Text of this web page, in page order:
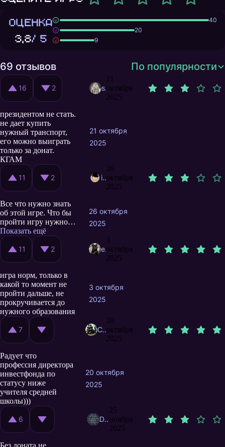
ОЦЕНКА
3,8/ 5
40
20
9
69 отзывов По популярности
16 2 solodiver
21
октября
2025
президентом не стать.
не дает купить
нужный транспорт,
его можно выиграть
только за донат.
КГАМ
21 октября
2025
11 2 izmax
26
октября
2025
Все что нужно знать
об этой игре. Что бы
пройти игру нужно
получить: - уровень
авто 15 (максимально
достижимый уровень
в игре - 13) - уровень
достижимый в игре -
12)
Показать ещё
26 октября
2025
11 2 evmix
3
октября
2025
игра норм, только в
какой то момент не
пройти дальше, не
прокручивается до
нужного образования
3 октября
2025
7 COPMOBI4
20
октября
2025
Радует что
профессия директора
инвестфонда по
статусу ниже
учителя средней
школы)))
20 октября
2025
6 DoHXyaH
25
ноября
2025
Без доната не